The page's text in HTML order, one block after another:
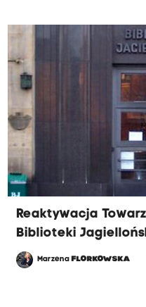
Reaktywacja
Biblioteki
Marzena FLORKOWSKA